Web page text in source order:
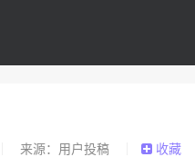
来源：用户投稿 收藏